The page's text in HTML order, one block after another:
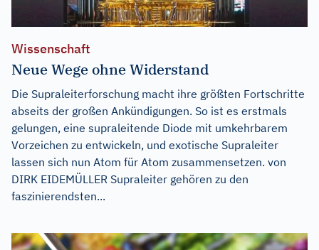
Wissenschaft
Neue Wege ohne Widerstand
Die Supraleiterforschung macht ihre größten Fortschritte
abseits der großen Ankündigungen. So ist es erstmals
gelungen, eine supraleitende Diode mit umkehrbarem
Vorzeichen zu entwickeln, und exotische Supraleiter
lassen sich nun Atom für Atom zusammensetzen. von
DIRK EIDEMÜLLER Supraleiter gehören zu den
faszinierendsten...